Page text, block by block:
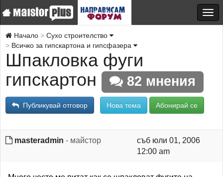
Начало
Сухо строителство
Всичко за гипскартона и гипсфазера
Шпакловка фуги
гипскартон
82 мнения
Публикувай отговор Нова тема Абонирай се
masteradmin - майстор
съб юли 01, 2006
12:00 am